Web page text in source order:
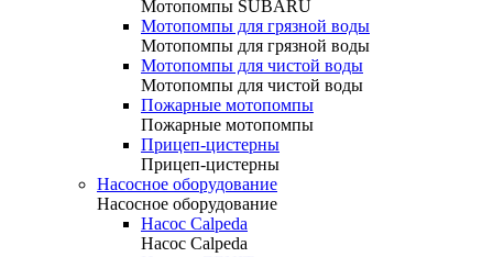
Мотопомпы SUBARU
Мотопомпы для грязной воды
Мотопомпы для грязной воды
Мотопомпы для чистой воды
Мотопомпы для чистой воды
Пожарные мотопомпы
Пожарные мотопомпы
Прицеп-цистерны
Прицеп-цистерны
Насосное оборудование
Насосное оборудование
Насос Calpeda
Насос Calpeda